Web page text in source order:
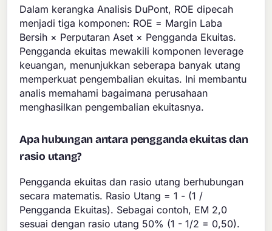
Dalam kerangka Analisis DuPont, ROE dipecah
menjadi tiga komponen: ROE = Margin Laba
Bersih × Perputaran Aset × Pengganda Ekuitas.
Pengganda ekuitas mewakili komponen leverage
keuangan, menunjukkan seberapa banyak utang
memperkuat pengembalian ekuitas. Ini membantu
analis memahami bagaimana perusahaan
menghasilkan pengembalian ekuitasnya.
Apa hubungan antara pengganda ekuitas dan
rasio utang?
Pengganda ekuitas dan rasio utang berhubungan
secara matematis. Rasio Utang = 1 - (1 /
Pengganda Ekuitas). Sebagai contoh, EM 2,0
sesuai dengan rasio utang 50% (1 - 1/2 = 0,50).